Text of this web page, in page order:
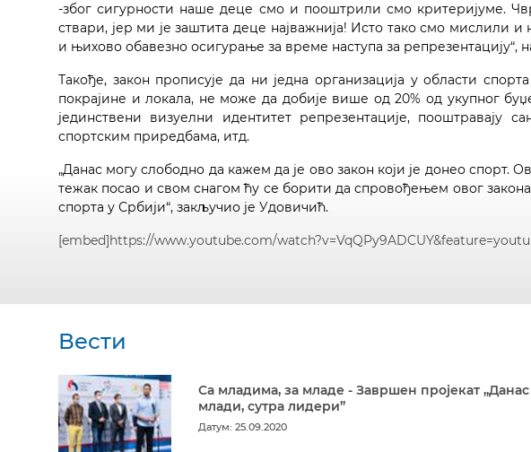
-због сигурности наше деце смо и пооштрили смо критеријуме.
ствари, јер ми је заштита деце најважнија! Исто тако смо мислили и
и њихово обавезно осигурање за време наступа за репрезентацију“,
Такође, закон прописује да ни једна организација у области
покрајине и локала, не може да добије више од 20% од укупног
јединствени визуелни идентитет репрезентације, пооштравају
спортским приредбама, итд.
„Данас могу слободно да кажем да је ово закон који је донео спорт.
тежак посао и свом снагом ћу се борити да спровођењем овог
спорта у Србији“, закључио је Удовичић.
[embed]https://www.youtube.com/
Вести
Са младима, за младе - Завршен пројекат „Данас
млади, сутра лидери”
Датум: 25.09.2020